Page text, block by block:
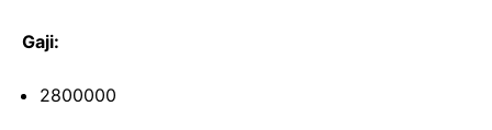
Gaji:
2800000